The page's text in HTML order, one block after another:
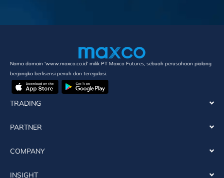
Nama domain ‘www.maxco.co.id’ milik PT Maxco Futures, sebuah perusahaan pialang
berjangka berlisensi penuh dan teregulasi.
TRADING
PARTNER
COMPANY
INSIGHT